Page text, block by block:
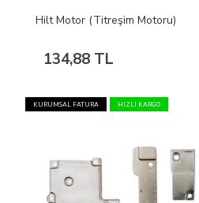
Hilt Motor (Titreşim Motoru)
134,88 TL
KURUMSAL FATURA HIZLI KARGO